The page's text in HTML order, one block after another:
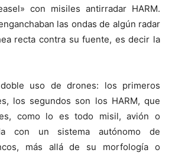
con misiles antirradar HARM.
las ondas de algún radar
recta contra su fuente, es decir la
uso de drones: los primeros
los segundos son los HARM, que
como lo es todo misil, avión o
con un sistema autónomo de
más allá de su morfología o